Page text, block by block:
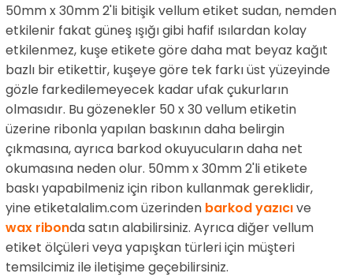
50mm x 30mm 2'li bitişik vellum etiket sudan, nemden
etkilenir fakat güneş ışığı gibi hafif ısılardan kolay
etkilenmez, kuşe etikete göre daha mat beyaz kağıt
bazlı bir etikettir, kuşeye göre tek farkı üst yüzeyinde
gözle farkedilemeyecek kadar ufak çukurların
olmasıdır. Bu gözenekler 50 x 30 vellum etiketin
üzerine ribonla yapılan baskının daha belirgin
çıkmasına, ayrıca barkod okuyucuların daha net
okumasına neden olur. 50mm x 30mm 2'li etikete
baskı yapabilmeniz için ribon kullanmak gereklidir,
yine etiketalalim.com üzerinden barkod yazıcıve
wax ribonda satın alabilirsiniz. Ayrıca diğer vellum
etiket ölçüleri veya yapışkan türleri için müşteri
temsilcimiz ile iletişime geçebilirsiniz.